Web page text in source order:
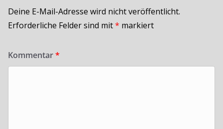
Deine E-Mail-Adresse wird nicht veröffentlicht.
Erforderliche Felder sind mit* markiert
Kommentar*